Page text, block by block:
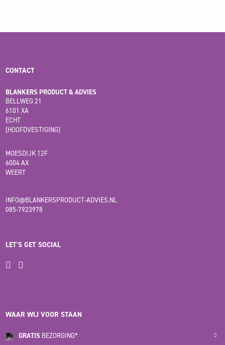
CONTACT
BLANKERS PRODUCT & ADVIES
BELLWEG 21
6101 XA
ECHT
(HOOFDVESTIGING)
MOESDIJK 12F
6004 AX
WEERT
INFO@BLANKERSPRODUCT-ADVIES.NL
085-7923978
LET'S GET SOCIAL
WAAR WIJ VOOR STAAN
GRATIS BEZORGING*